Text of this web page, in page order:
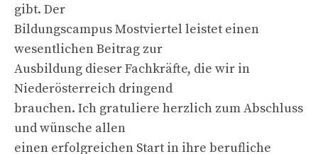
gibt. Der
Bildungscampus Mostviertel leistet einen
wesentlichen Beitrag zur
Ausbildung dieser Fachkräfte, die wir in
Niederösterreich dringend
brauchen. Ich gratuliere herzlich zum Abschluss
und wünsche allen
einen erfolgreichen Start in ihre berufliche